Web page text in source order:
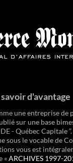
savoir d'avantage
une entreprise de
sur une base
- Québec Capitale
sous le vocable de
vous est
«ARCHIVES 1997-